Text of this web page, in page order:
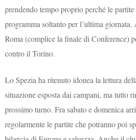
prendendo tempo proprio perché le
programma soltanto per l’ultima
Roma (complice la finale di Conference)
contro il Torino.
Lo Spezia ha ritenuto idonea la lettura
situazione esposta dai campani, ma tutto
prossimo turno. Fra sabato e domenica
regolarmente le partite che potranno poi